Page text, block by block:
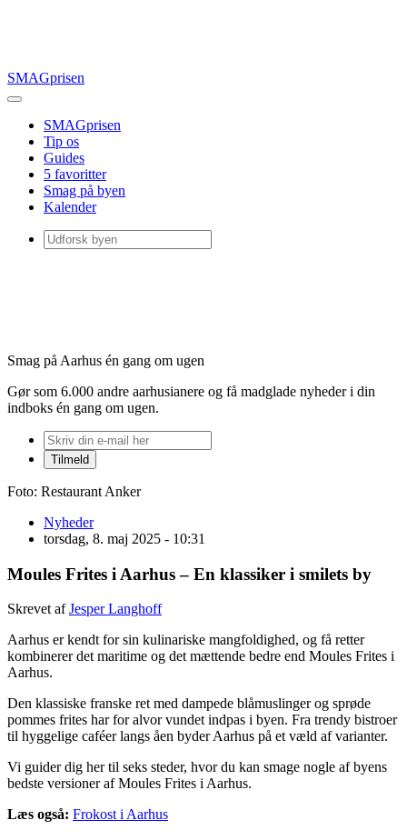
SMAGprisen
SMAGprisen
Tip os
Guides
5 favoritter
Smag på byen
Kalender
Smag på Aarhus én gang om ugen
Gør som 6.000 andre aarhusianere og få madglade nyheder i din
indboks én gang om ugen.
Foto: Restaurant Anker
Nyheder
torsdag, 8. maj 2025 - 10:31
Moules Frites i Aarhus – En klassiker i smilets by
Skrevet afJesper Langhoff
Aarhus er kendt for sin kulinariske mangfoldighed, og få retter
kombinerer det maritime og det mættende bedre end Moules Frites i
Aarhus.
Den klassiske franske ret med dampede blåmuslinger og sprøde
pommes frites har for alvor vundet indpas i byen. Fra trendy bistroer
til hyggelige caféer langs åen byder Aarhus på et væld af varianter.
Vi guider dig her til seks steder, hvor du kan smage nogle af byens
bedste versioner af Moules Frites i Aarhus.
Læs også: Frokost i Aarhus